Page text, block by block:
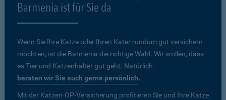
Barmenia ist für Sie da
Wenn Sie Ihre Katze oder Ihren Kater rundum gut versichern
möchten, ist die Barmenia die richtige Wahl. Wir wollen, dass
es Tier und Katzenhalter gut geht. Natürlich
beraten wir Sie auch gerne persönlich.
Mit der Katzen-OP-Versicherung profitieren Sie und Ihre Katze